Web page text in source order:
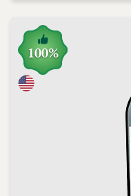
100%